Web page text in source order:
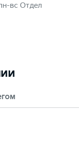
вс Отдел